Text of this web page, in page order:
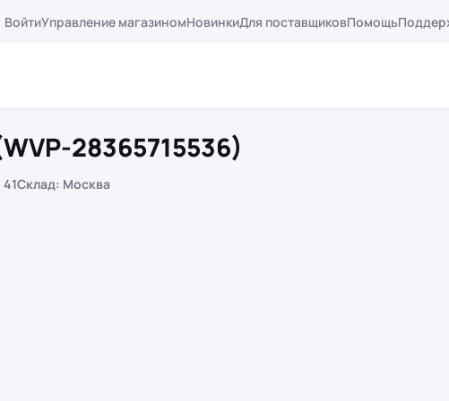
ВойтиУправление магазиномНовинкиДля поставщиковПомощь
28365715536)
Склад: Москва